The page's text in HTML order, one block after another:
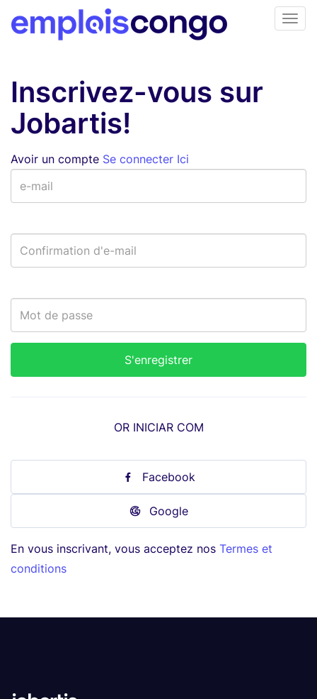
Inscrivez-vous sur
Jobartis!
Avoir un compte Se connecter Ici
OR INICIAR COM
Facebook
Google
En vous inscrivant, vous acceptez nos Termes et
conditions